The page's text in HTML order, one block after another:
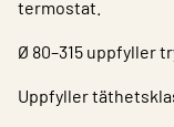
termostat.
Ø 80–315 uppfyller
Uppfyller